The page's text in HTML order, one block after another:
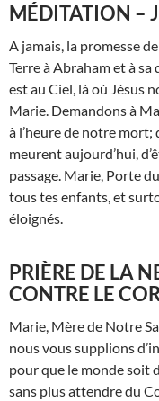
MÉDITATION –
A jamais, la promesse
Terre à Abraham et à sa
est au Ciel, là où Jésus
Marie. Demandons à
à l’heure de notre
meurent aujourd’hui,
passage. Marie, Porte
tous tes enfants, et
éloignés.
PRIÈRE DE LA
CONTRE LE
Marie, Mère de Notre
nous vous supplions
pour que le monde soit
sans plus attendre du